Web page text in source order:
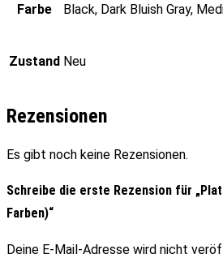
Farbe Black, Dark Bluish Gray,
Zustand Neu
Rezensionen
Es gibt noch keine Rezensionen.
Schreibe die erste Rezension für
Farben)“
Deine E-Mail-Adresse wird nicht